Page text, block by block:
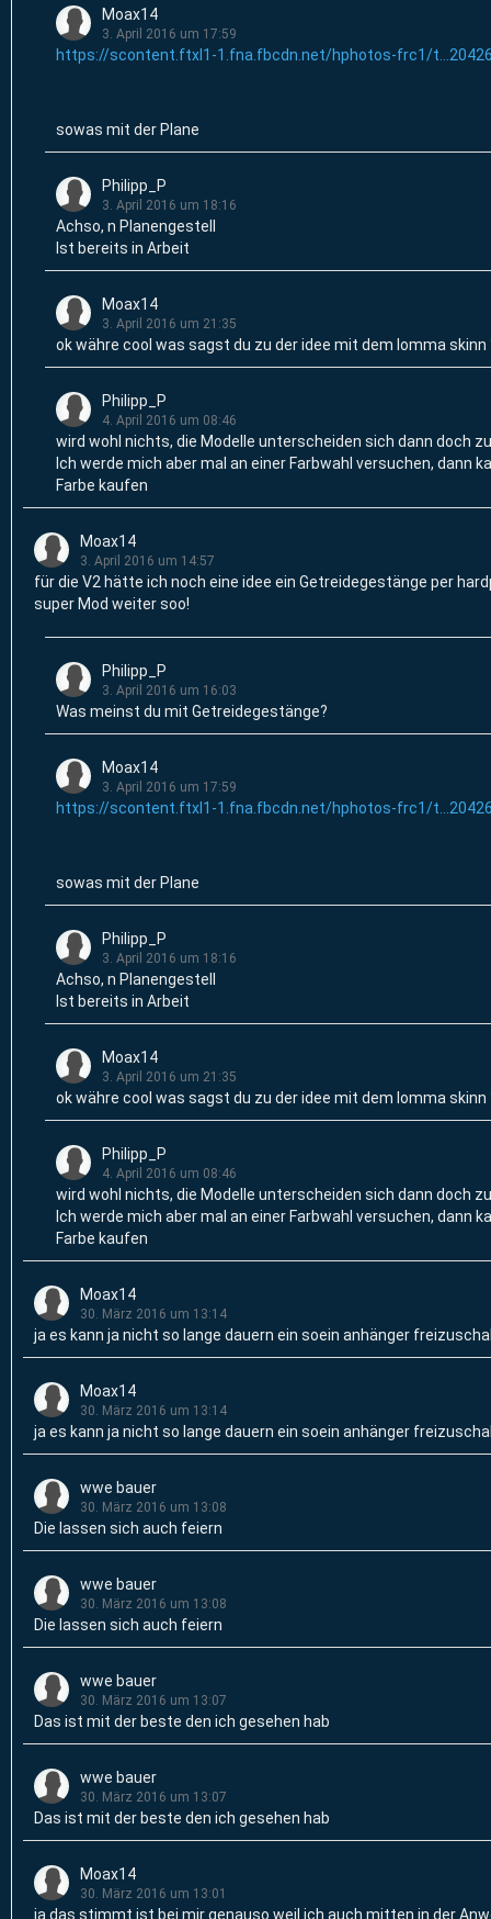
Moax14
3. April 2016 um 17:59
https://scontent.ftxl1-1.fna.fbcdn.net/hphotos-frc1/
sowas mit der Plane
Philipp_P
3. April 2016 um 18:16
Achso, n Planengestell
Ist bereits in Arbeit
Moax14
3. April 2016 um 21:35
ok währe cool was sagst du zu der idee mit dem lomma skinn
Philipp_P
4. April 2016 um 08:46
wird wohl nichts, die Modelle unterscheiden sich dann doch
Ich werde mich aber mal an einer Farbwahl versuchen, dann
Farbe kaufen
Moax14
3. April 2016 um 14:57
für die V2 hätte ich noch eine idee ein Getreidegestänge per
super Mod weiter soo!
Philipp_P
3. April 2016 um 16:03
Was meinst du mit Getreidegestänge?
Moax14
3. April 2016 um 17:59
https://scontent.ftxl1-1.fna.fbcdn.net/hphotos-frc1/
sowas mit der Plane
Philipp_P
3. April 2016 um 18:16
Achso, n Planengestell
Ist bereits in Arbeit
Moax14
3. April 2016 um 21:35
ok währe cool was sagst du zu der idee mit dem lomma skinn
Philipp_P
4. April 2016 um 08:46
wird wohl nichts, die Modelle unterscheiden sich dann doch
Ich werde mich aber mal an einer Farbwahl versuchen, dann
Farbe kaufen
Moax14
30. März 2016 um 13:14
ja es kann ja nicht so lange dauern ein soein anhänger
Moax14
30. März 2016 um 13:14
ja es kann ja nicht so lange dauern ein soein anhänger
wwe bauer
30. März 2016 um 13:08
Die lassen sich auch feiern
wwe bauer
30. März 2016 um 13:08
Die lassen sich auch feiern
wwe bauer
30. März 2016 um 13:07
Das ist mit der beste den ich gesehen hab
wwe bauer
30. März 2016 um 13:07
Das ist mit der beste den ich gesehen hab
Moax14
30. März 2016 um 13:01
ja das stimmt ist bei mir genauso weil ich auch mitten in der